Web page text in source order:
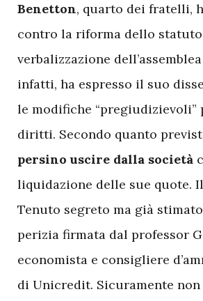
Benetton, quarto dei fratelli,
contro la riforma dello
verbalizzazione
infatti, ha espresso il suo
le modifiche “pregiudizievoli”
diritti. Secondo quanto
persino uscire dalla società
liquidazione delle sue quote.
Tenuto segreto ma già
perizia firmata dal professor
economista e consigliere
di Unicredit. Sicuramente non